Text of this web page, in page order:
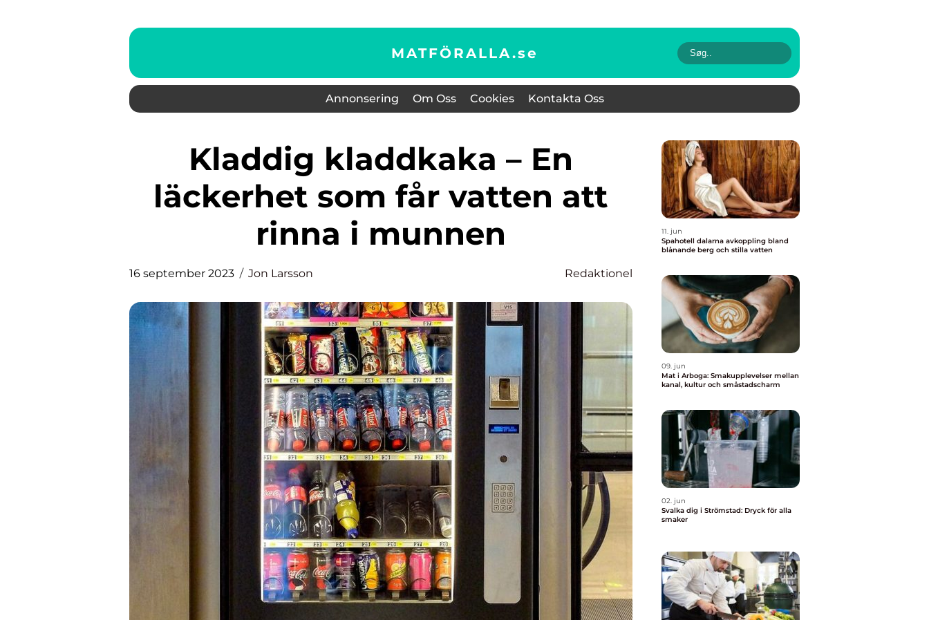
MATFÖRALLA.se
Annonsering Om Oss Cookies Kontakta Oss
Kladdig kladdkaka – En
läckerhet som får vatten att
rinna i munnen
16 september 2023 Jon Larsson Redaktionel
11. jun
Spahotell dalarna avkoppling bland
blånande berg och stilla vatten
09. jun
Mat i Arboga: Smakupplevelser mellan
kanal, kultur och småstadscharm
02. jun
Svalka dig i Strömstad: Dryck för alla
smaker